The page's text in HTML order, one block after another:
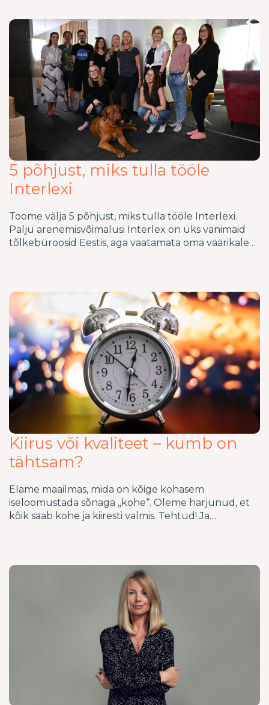
5 põhjust, miks tulla tööle
Interlexi
Toome välja 5 põhjust, miks tulla tööle Interlexi.
Palju arenemisvõimalusi Interlex on üks vanimaid
tõlkebüroosid Eestis, aga vaatamata oma väärikale…
Kiirus või kvaliteet – kumb on
tähtsam?
Elame maailmas, mida on kõige kohasem
iseloomustada sõnaga „kohe“. Oleme harjunud, et
kõik saab kohe ja kiiresti valmis. Tehtud! Ja…